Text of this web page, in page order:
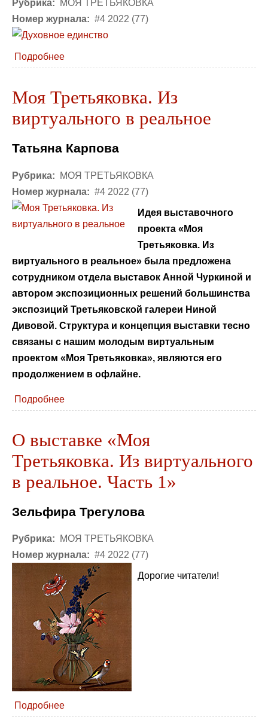
Рубрика:
МОЯ ТРЕТЬЯКОВКА
Номер журнала: #4 2022 (77)
Подробнее
Моя Третьяковка. Из
виртуального в реальное
Татьяна Карпова
Рубрика:
МОЯ ТРЕТЬЯКОВКА
Номер журнала: #4 2022 (77)
Идея выставочного
проекта «Моя
Третьяковка. Из
виртуального в реальное» была предложена
сотрудником отдела выставок Анной Чуркиной и
автором экспозиционных решений большинства
экспозиций Третьяковской галереи Ниной
Дивовой. Структура и концепция выставки тесно
связаны с нашим молодым виртуальным
проектом «Моя Третьяковка», являются его
продолжением в офлайне.
Подробнее
О выставке «Моя
Третьяковка. Из виртуального
в реальное. Часть 1»
Зельфира Трегулова
Рубрика:
МОЯ ТРЕТЬЯКОВКА
Номер журнала: #4 2022 (77)
Дорогие читатели!
Подробнее